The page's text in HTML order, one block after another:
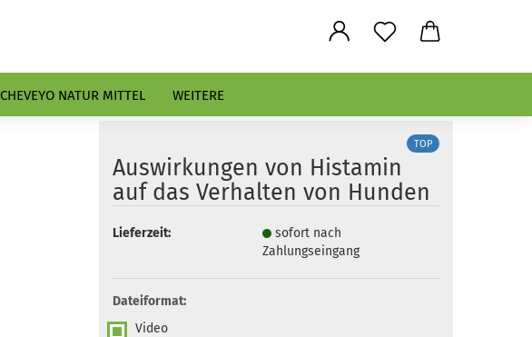
CHEVEYO NATUR MITTEL WEITERE
TOP
Auswirkungen von Histamin
auf das Verhalten von Hunden
Lieferzeit:
sofort nach
Zahlungseingang
Dateiformat:
Video